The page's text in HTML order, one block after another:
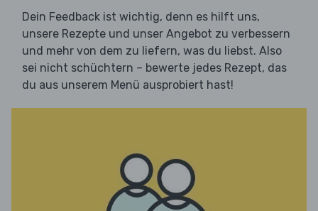
Dein Feedback ist wichtig, denn es hilft uns,
unsere Rezepte und unser Angebot zu verbessern
und mehr von dem zu liefern, was du liebst. Also
sei nicht schüchtern – bewerte jedes Rezept, das
du aus unserem Menü ausprobiert hast!